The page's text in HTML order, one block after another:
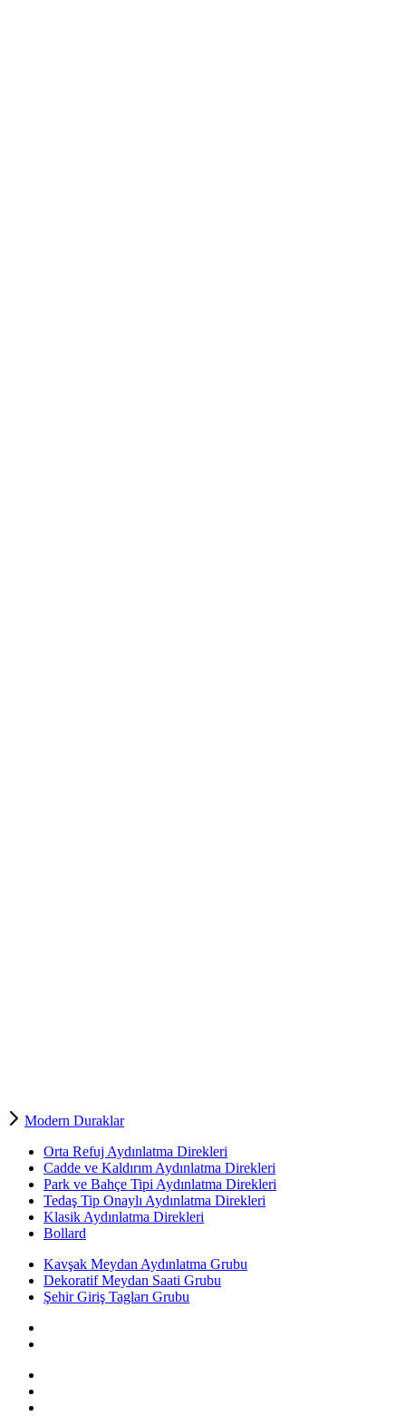
Modern Duraklar
Orta Refuj Aydınlatma Direkleri
Cadde ve Kaldırım Aydınlatma Direkleri
Park ve Bahçe Tipi Aydınlatma Direkleri
Tedaş Tip Onaylı Aydınlatma Direkleri
Klasik Aydınlatma Direkleri
Bollard
Kavşak Meydan Aydınlatma Grubu
Dekoratif Meydan Saati Grubu
Şehir Giriş Tagları Grubu